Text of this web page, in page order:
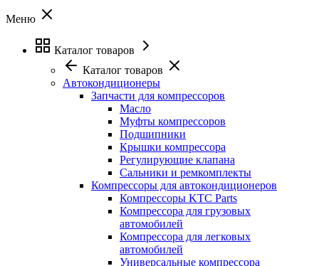
Меню
Каталог товаров
Каталог товаров
Автокондиционеры
Запчасти для компрессоров
Масло
Муфты компрессоров
Подшипники
Крышки компрессора
Регулирующие клапана
Сальники и ремкомплекты
Компрессоры для автокондиционеров
Компрессоры KTC Parts
Компрессора для грузовых
автомобилей
Компрессора для легковых
автомобилей
Универсальные компрессора